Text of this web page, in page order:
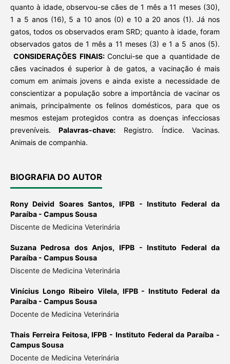
quanto à idade, observou-se cães de 1 mês a 11 meses (30),
1 a 5 anos (16), 5 a 10 anos (0) e 10 a 20 anos (1). Já nos
gatos, todos os observados eram SRD; quanto à idade, foram
observados gatos de 1 mês a 11 meses (3) e 1 a 5 anos (5).
CONSIDERAÇÕES FINAIS: Conclui-se que a quantidade de
cães vacinados é superior à de gatos, a vacinação é mais
comum em animais jovens e ainda existe a necessidade de
conscientizar a população sobre a importância de vacinar os
animais, principalmente os felinos domésticos, para que os
mesmos estejam protegidos contra as doenças infecciosas
preveníveis.Palavras-chave: Registro. Índice. Vacinas.
Animais de companhia.
BIOGRAFIA DO AUTOR
Rony Deivid Soares Santos, IFPB - Instituto Federal da
Paraíba - Campus Sousa
Discente de Medicina Veterinária
Suzana Pedrosa dos Anjos, IFPB - Instituto Federal da
Paraíba - Campus Sousa
Discente de Medicina Veterinária
Vinícius Longo Ribeiro Vilela, IFPB - Instituto Federal da
Paraíba - Campus Sousa
Docente de Medicina Veterinária
Thais Ferreira Feitosa,IFPB - Instituto Federal da Paraíba -
Campus Sousa
Docente de Medicina Veterinária